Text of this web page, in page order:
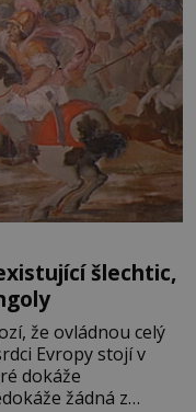
šlechtic,
že ovládnou celý
Evropy stojí v
dokáže
žádná z